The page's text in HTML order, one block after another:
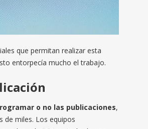
que permitan realizar esta
entorpecía mucho el trabajo.
o no las publicaciones,
de miles. Los equipos